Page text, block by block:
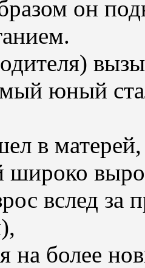
он
юный
в
вслед
на более